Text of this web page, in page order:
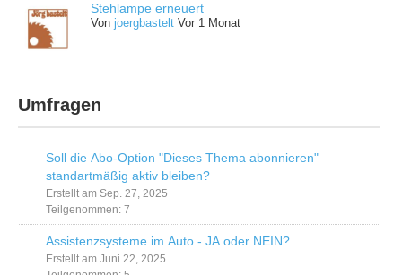
Stehlampe erneuert
Vonjoergbastelt Vor 1 Monat
Umfragen
Soll die Abo-Option "Dieses Thema abonnieren"
standartmäßig aktiv bleiben?
Erstellt am Sep. 27, 2025
Teilgenommen: 7
Assistenzsysteme im Auto - JA oder NEIN?
Erstellt am Juni 22, 2025